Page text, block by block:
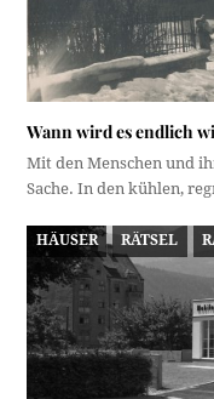
Wann wird es endlich
Mit den Menschen und
Sache. In den kühlen,
HÄUSER RÄTSEL